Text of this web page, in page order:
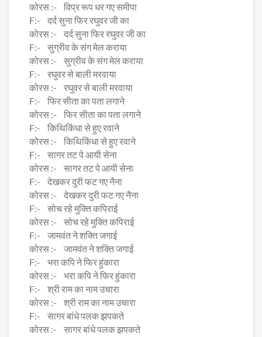
कोरस :- विप्र रूप धर गए समीपा
F:- दर्द सुना फिर रघुवर जी का
कोरस :- दर्द सुना फिर रघुवर जी का
F:- सुग्रीव के संग मेल कराया
कोरस :- सुग्रीव के संग मेल कराया
F:- रघुवर से बाली मरवाया
कोरस :- रघुवर से बाली मरवाया
F:- फिर सीता का पता लगाने
कोरस :- फिर सीता का पता लगाने
F:- किथिकिंधा से हुए रवाने
कोरस :- किथिकिंधा से हुए रवाने
F:- सागर तट पे आयी सेना
कोरस :- सागर तट पे आयी सेना
F:- देखकर दुरी फट गए नैना
कोरस :- देखकर दुरी फट गए नैना
F:- सोच रहे मुक्ति कपिराई
कोरस :- सोच रहे मुक्ति कपिराई
F:- जामवंत ने शक्ति जगाई
कोरस :- जामवंत ने शक्ति जगाई
F:- भरा कपि ने फिर हुंकारा
कोरस :- भरा कपि ने फिर हुंकारा
F:- श्री राम का नाम उचारा
कोरस :- श्री राम का नाम उचारा
F:- सागर बांधे पलक झपकते
कोरस :- सागर बांधे पलक झपकते